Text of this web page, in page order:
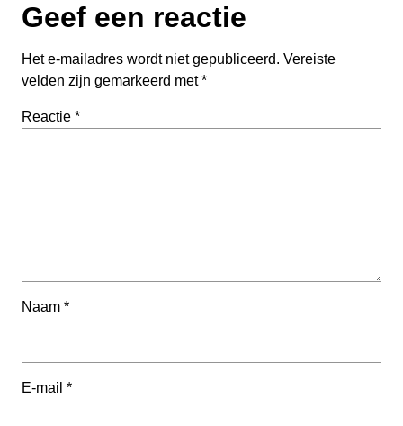
Geef een reactie
Het e-mailadres wordt niet gepubliceerd. Vereiste
velden zijn gemarkeerd met*
Reactie *
Naam *
E-mail *